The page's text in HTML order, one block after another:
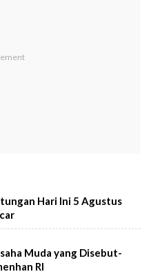
Hari Ini 5 Agustus
Muda yang Disebut-
RI